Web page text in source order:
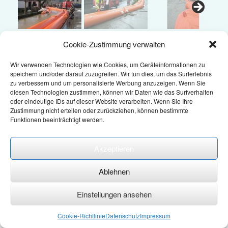
Cookie-Zustimmung verwalten
Wir verwenden Technologien wie Cookies, um Geräteinformationen zu
speichern und/oder darauf zuzugreifen. Wir tun dies, um das Surferlebnis
zu verbessern und um personalisierte Werbung anzuzeigen. Wenn Sie
diesen Technologien zustimmen, können wir Daten wie das Surfverhalten
oder eindeutige IDs auf dieser Website verarbeiten. Wenn Sie Ihre
Zustimmung nicht erteilen oder zurückziehen, können bestimmte
Funktionen beeinträchtigt werden.
Ablehnen
Einstellungen ansehen
Cookie-RichtlinieDatenschutzImpressum
© 2021 ME-Hochwasserschutz Handelsges.m.b.H. - Rechengasse
17 A - 2620 Ternitz -office@me-hochwasserschutz.at- +43 - 2242
- 320 70
Datenschutz-AGB-Impressum-Folge uns auf Facebook
Wir verwenden Cookies auf unserer Website, um Ihnen die
bestmögliche Erfahrung bieten zu können, indem wir uns an
Sie auf "Alle akzeptieren" klicken, erklären Sie sich mit der
jedoch die "Cookie-Einstellungen" bearbeiten, um individuelle
Datenschutzerklärung